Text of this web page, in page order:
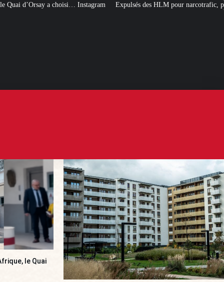
Expulsés des HLM pour narcotrafic, peuvent-ils obtenir un
le Quai